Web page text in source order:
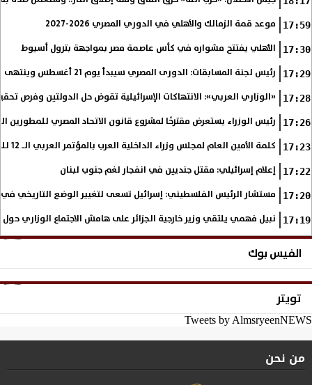
17:59 موعد قمة الزمالك والأهلي في الدوري المصري 2026-2027
17:30 الأهلي يفتتح مشواره في كأس عاصمة مصر بمواجهة بترول أسيوط
17:29 رئيس لجنة المسابقات: الدورى المصري سيبدأ يوم 21 أغسطس وينتهى فى مايو
17:28 «الوزاري العربي»: الانتهاكات الإسرائيلية تقوض حل الدولتين وفرص
17:26 رئيس الوزراء يستعرض مقترحًا لمشروع قانون الاتحاد المصري للمطورين
17:23 كلمة الأمين العام لمجلس وزراء الداخلية العرب بالمؤتمر العربي الـ 12 للمسؤولين عن الأمن السياحي
17:22 إعلام إسرائيلي: مقتل جنديين في انفجار لغم جنوب لبنان
17:20 مستشار الرئيس الفلسطيني: إسرائيل تسعى لتغيير الوضع التاريخي
17:19 نبيل فهمي يلتقي وزير خارجية الجزائر على هامش الاجتماع الوزاري
الفيس بوك
تويتر
Tweets by AlmsryeenNEWS
من نحن